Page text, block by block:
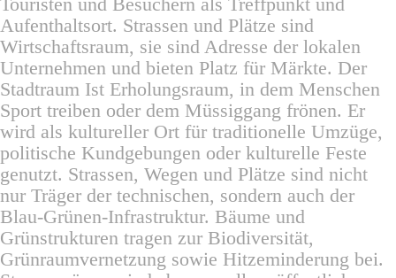
Aufenthaltsort. Strassen und Plätze sind
Wirtschaftsraum, sie sind Adresse der lokalen
Unternehmen und bieten Platz für Märkte. Der
Stadtraum Ist Erholungsraum, in dem Menschen
Sport treiben oder dem Müssiggang frönen. Er
wird als kultureller Ort für traditionelle Umzüge,
politische Kundgebungen oder kulturelle Feste
genutzt. Strassen, Wegen und Plätze sind nicht
nur Träger der technischen, sondern auch der
Blau-Grünen-Infrastruktur. Bäume und
Grünstrukturen tragen zur Biodiversität,
Grünraumvernetzung sowie Hitzeminderung bei.